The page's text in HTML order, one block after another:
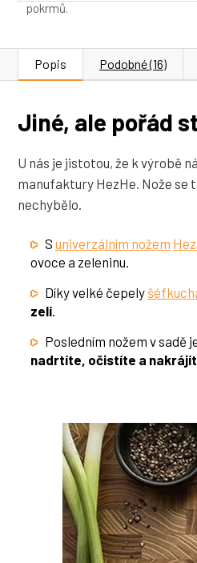
5
pokrmů.
Popis Podobné (16)
Jiné, ale pořád
U nás je jistotou, že k výrobě
manufaktury HezHe. Nože se
nechybělo.
S univerzálním nožem
ovoce a zeleninu.
Díky velké čepely
zelí
Posledním nožem v sadě
nadrtíte, očistíte a